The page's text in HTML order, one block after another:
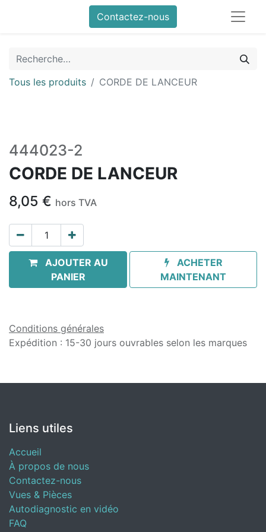
Contactez-nous
Tous les produits CORDE DE LANCEUR
444023-2
CORDE DE LANCEUR
8,05 € hors TVA
AJOUTER AU
PANIER
ACHETER
MAINTENANT
Conditions générales
Expédition : 15-30 jours ouvrables selon les marques
Liens utiles
Accueil
À propos de nous
Contactez-nous
Vues & Pièces
Autodiagnostic en vidéo
FAQ